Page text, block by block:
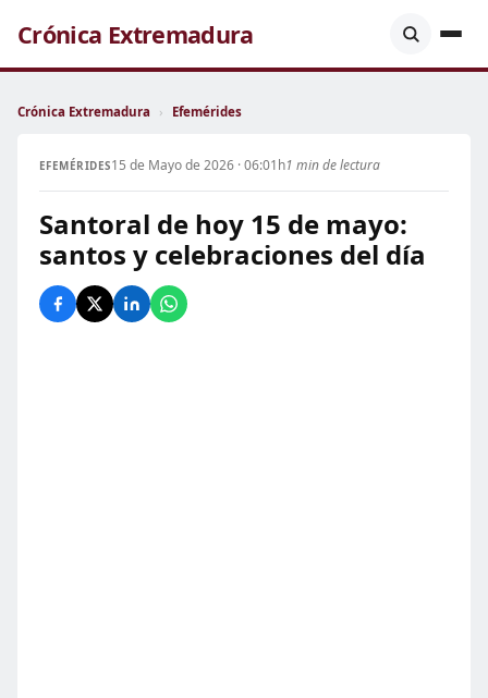
Crónica Extremadura
Crónica Extremadura › Efemérides
EFEMÉRIDES15 de Mayo de 2026 · 06:01h1 min de lectura
Santoral de hoy 15 de mayo:
santos y celebraciones del día